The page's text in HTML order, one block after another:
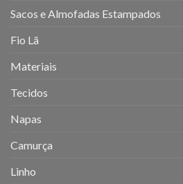
Sacos e Almofadas Estampados
Fio Lã
Materiais
Tecidos
Napas
Camurça
Linho